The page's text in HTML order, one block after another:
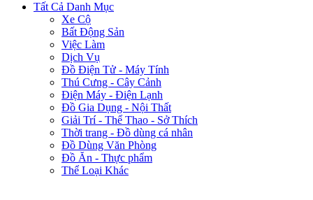
Tất Cả Danh Mục
Xe Cộ
Bất Động Sản
Việc Làm
Dịch Vụ
Đồ Điện Tử - Máy Tính
Thú Cưng - Cây Cảnh
Điện Máy - Điện Lạnh
Đồ Gia Dụng - Nội Thất
Giải Trí - Thể Thao - Sở Thích
Thời trang - Đồ dùng cá nhân
Đồ Dùng Văn Phòng
Đồ Ăn - Thực phẩm
Thể Loại Khác